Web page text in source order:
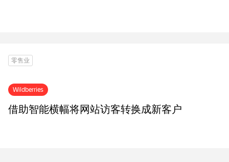
零售业
Wildberries
借助智能横幅将网站访客转换成新客户